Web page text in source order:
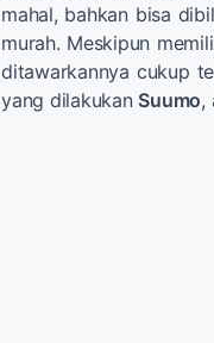
mahal, bahkan bisa
murah. Meskipun
ditawarkannya cukup
yang dilakukan Suumo,